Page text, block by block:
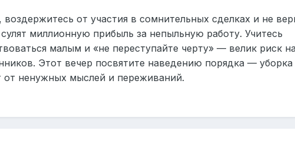
воздержитесь от участия в сомнительных сделках и не
миллионную прибыль за непыльную работу. Учитесь
малым и «не переступайте черту» — велик риск
Этот вечер посвятите наведению порядка —
от ненужных мыслей и переживаний.